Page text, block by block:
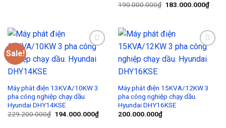
190.000.000₫ 183.000.000₫
Sale!
Add to
Wishlist
Máy phát điện 13KVA/10KW 3
pha công nghiệp chạy dầu.
Hyundai DHY14KSE
229.200.000₫ 194.000.000₫
Add to
Wishlist
Máy phát điện 15KVA/12KW 3
pha công nghiệp chạy dầu.
Hyundai DHY16KSE
200.000.000₫